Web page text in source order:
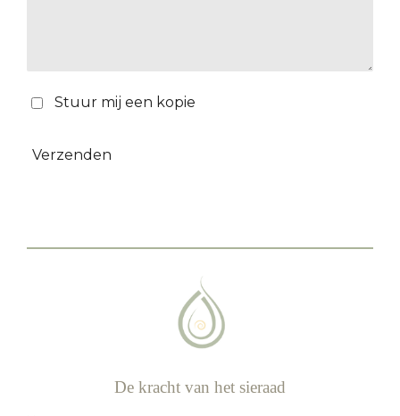
Stuur mij een kopie
Verzenden
De kracht van het sieraad